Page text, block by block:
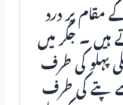
مقام پر درد
۔ جگر میں
پہلو کی طرف
پتے کی طرف